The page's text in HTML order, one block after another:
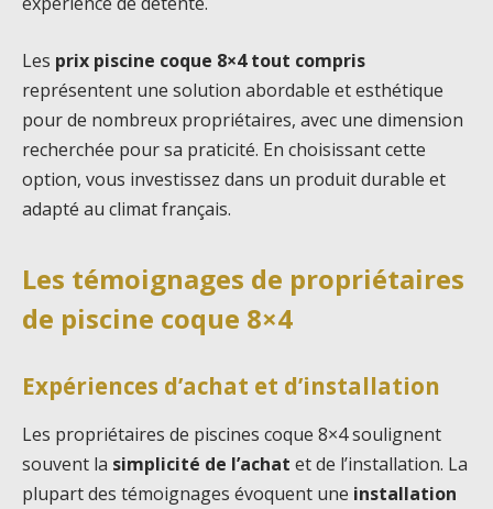
Les prix piscine coque 8×4 tout compris
représentent une solution abordable et esthétique
pour de nombreux propriétaires, avec une dimension
recherchée pour sa praticité. En choisissant cette
option, vous investissez dans un produit durable et
adapté au climat français.
Les témoignages de propriétaires
de piscine coque 8×4
Expériences d’achat et d’installation
Les propriétaires de piscines coque 8×4 soulignent
souvent la simplicité de l’achat et de l’installation. La
plupart des témoignages évoquent une installation